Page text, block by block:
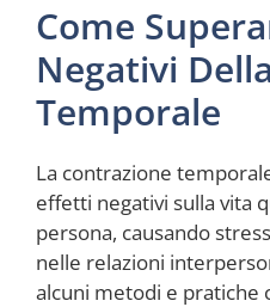
Come
Negativi
Temporale
La contrazione
effetti negativi sulla vita
persona, causando
nelle relazioni
alcuni metodi e pratiche